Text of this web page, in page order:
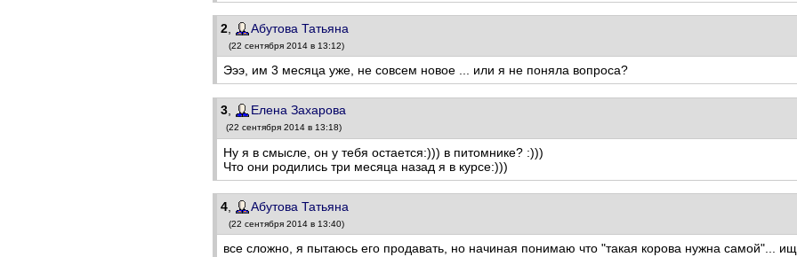
2 Абутова Татьяна
(22 сентября 2014 в 13:12)
Эээ, им 3 месяца уже, не совсем новое ... или я не поняла вопроса?
3 Елена Захарова
(22 сентября 2014 в 13:18)
Ну я в смысле, он у тебя остается:))) в питомнике? :)))
Что они родились три месяца назад я в курсе:)))
4 Абутова Татьяна
(22 сентября 2014 в 13:40)
все сложно, я пытаюсь его продавать, но начиная понимаю что "такая корова нужна самой"...